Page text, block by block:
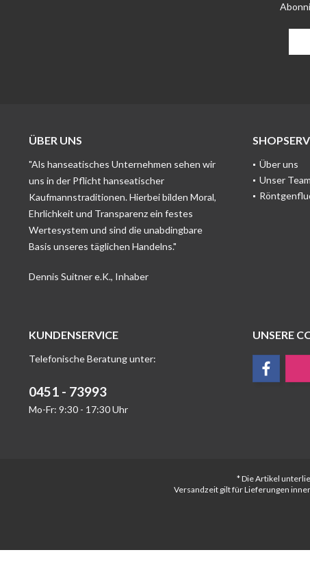
ÜBER UNS
"Als hanseatisches Unternehmen sehen wir
uns in der Pflicht hanseatischer
Kaufmannstraditionen. Hierbei bilden Moral,
Ehrlichkeit und Transparenz ein festes
Wertesystem und sind die unabdingbare
Basis unseres täglichen Handelns."
Dennis Suitner e.K., Inhaber
Über uns
Unser Team
KUNDENSERVICE
Telefonische Beratung unter:
0451 - 73993
Mo-Fr: 9:30 - 17:30 Uhr
UNSERE
* Die Artikel
Versandzeit gilt für Lieferungen